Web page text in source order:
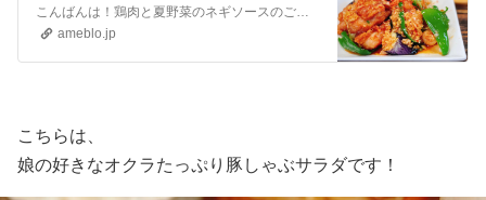
こんばんは！鶏肉と夏野菜のネギソースのご紹介です！色鮮やかな、素揚げした茄子とピーマン🍆🫑鶏肉と一緒に薬味たっぷりのソースでいただきます！ピリ辛で食欲そそるソ…
ameblo.jp
こちらは、
娘の好きなオクラたっぷり豚しゃぶサラダです！